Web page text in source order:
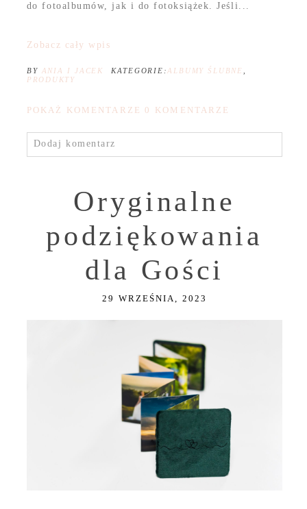
do fotoalbumów, jak i do fotoksiążek. Jeśli...
Zobacz cały wpis
BY ANIA I JACEK KATEGORIE: ALBUMY ŚLUBNE
PRODUKTY
POKAŻ KOMENTARZE 0 KOMENTARZE
Dodaj komentarz
Oryginalne
podziękowania
dla Gości
29 WRZEŚNIA, 2023